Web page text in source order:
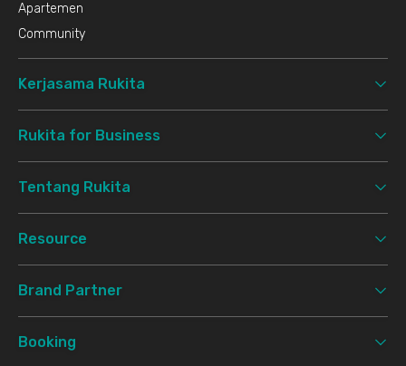
Apartemen
Community
Kerjasama Rukita
Rukita for Business
Tentang Rukita
Resource
Brand Partner
Booking